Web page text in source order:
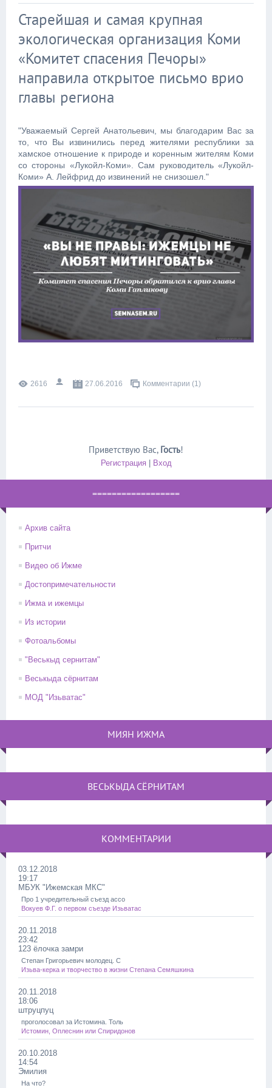
Старейшая и самая крупная
экологическая организация Коми
«Комитет спасения Печоры»
направила открытое письмо врио
главы региона
"Уважаемый Сергей Анатольевич, мы благодарим Вас за
то, что Вы извинились перед жителями республики за
хамское отношение к природе и коренным жителям Коми
со стороны «Лукойл-Коми». Сам руководитель «Лукойл-
Коми» А. Лейфрид до извинений не снизошел."
2616 27.06.2016 Комментарии (1)
Приветствую Вас, Гость!
Регистрация| Вход
==================
Архив сайта
Притчи
Видео об Ижме
Достопримечательности
Ижма и ижемцы
Из истории
Фотоальбомы
"Веськыд сернитам"
Веськыда сёрнитам
МОД "Изьватас"
МИЯН ИЖМА
ВЕСЬКЫДА СЁРНИТАМ
КОММЕНТАРИИ
03.12.2018
19:17
МБУК "Ижемская МКС"
Про 1 учредительный съезд ассо
Вокуев Ф.Г. о первом съезде Изьватас
20.11.2018
23:42
123 ёлочка замри
Степан Григорьевич молодец. С
Изьва-керка и творчество в жизни Степана Семяшкина
20.11.2018
18:06
штруцпуц
проголосовал за Истомина. Толь
Истомин, Оплеснин или Спиридонов
20.10.2018
14:54
Эмилия
На что?